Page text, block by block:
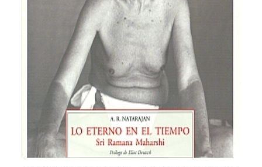
CONTACTO
LOGIN / REGISTER
CART